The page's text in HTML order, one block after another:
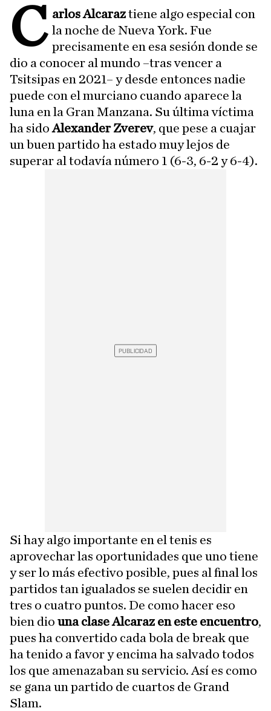
C arlos Alcaraztiene algo especial con
la noche de Nueva York. Fue
precisamente en esa sesión donde se
dio a conocer al mundo –tras vencer a
Tsitsipas en 2021– y desde entonces nadie
puede con el murciano cuando aparece la
luna en la Gran Manzana. Su última víctima
ha sidoAlexander Zverev, que pese a cuajar
un buen partido ha estado muy lejos de
superar al todavía número 1 (6-3, 6-2 y 6-4).
Si hay algo importante en el tenis es
aprovechar las oportunidades que uno tiene
y ser lo más efectivo posible, pues al final los
partidos tan igualados se suelen decidir en
tres o cuatro puntos. De como hacer eso
bien dio una clase Alcaraz en este encuentro,
pues ha convertido cada bola de break que
ha tenido a favor y encima ha salvado todos
los que amenazaban su servicio. Así es como
se gana un partido de cuartos de Grand
Slam.